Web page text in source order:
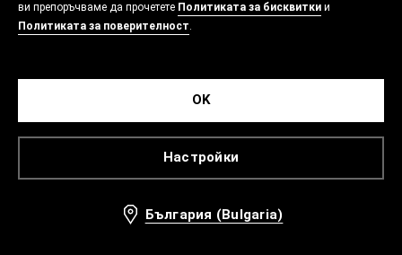
ви препоръчваме да прочетете Политиката за бисквитки и
Политиката за поверителност.
Настройки
OK
България (Bulgaria)